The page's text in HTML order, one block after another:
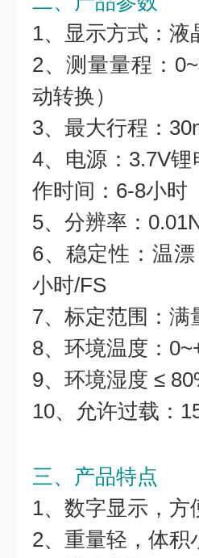
1、显示方式：
2、测量量程：
动转换）
3、最大行程：
4、电源：3.7V
作时间：6-8小时
5、分辨率：
6、稳定性：温
小时/FS
7、标定范围：满
8、环境温度：
9、环境湿度 ≤
10、允许过载：
三、产品特点
1、数字显示，方
2、重量轻，体积